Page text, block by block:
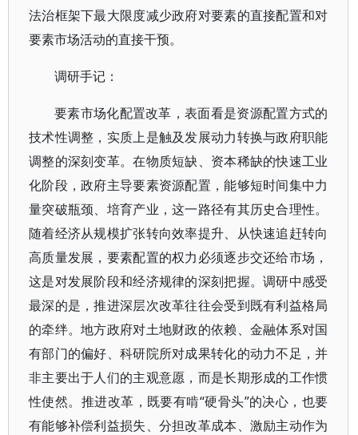
法治框架下最大限度减少政府对要素的直接配置和对
要素市场活动的直接干预。
调研手记：
要素市场化配置改革，表面看是资源配置方式的
技术性调整，实质上是触及发展动力转换与政府职能
调整的深刻变革。在物质短缺、资本稀缺的快速工业
化阶段，政府主导要素资源配置，能够短时间集中力
量突破瓶颈、培育产业，这一路径有其历史合理性。
随着经济从规模扩张转向效率提升、从快速追赶转向
高质量发展，要素配置的权力必须逐步交还给市场，
这是对发展阶段和经济规律的深刻把握。调研中感受
最深的是，推进深层次改革往往会受到既有利益格局
的牵绊。地方政府对土地财政的依赖、金融体系对国
有部门的偏好、科研院所对成果转化的动力不足，并
非主要出于人们的主观意愿，而是长期形成的工作惯
性使然。推进改革，既要有啃“硬骨头”的决心，也要
有能够补偿利益损失、分担改革成本、激励主动作为